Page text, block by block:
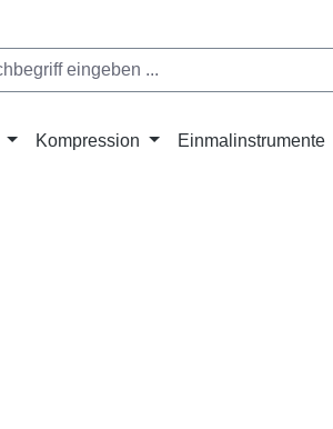
Kompression Einmalinstrumente